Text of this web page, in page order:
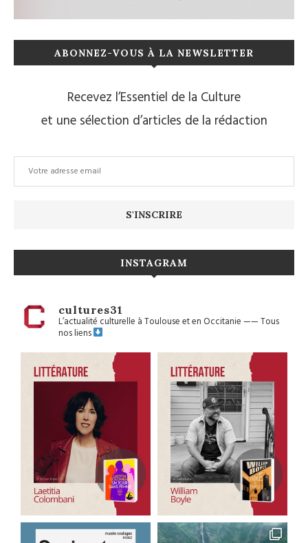
ABONNEZ-VOUS À LA NEWSLETTER
Recevez l’Essentiel de la Culture
et une sélection d’articles de la rédaction
INSTAGRAM
cultures31
L’actualité culturelle à Toulouse et en Occitanie——Tous
nos liens